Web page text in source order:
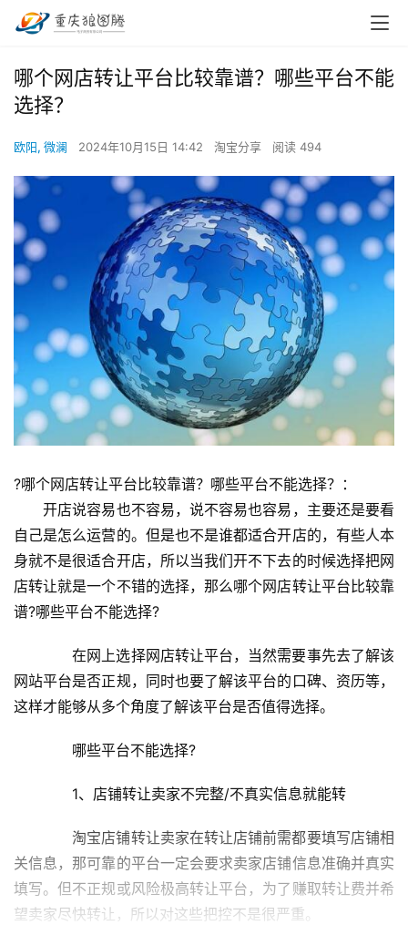
哪个网店转让平台比较靠谱？哪些平台不能
选择？
欧阳, 微澜 2024年10月15日 14:42 淘宝分享 阅读 494
?哪个网店转让平台比较靠谱？哪些平台不能选择？：
开店说容易也不容易，说不容易也容易，主要还是要看
自己是怎么运营的。但是也不是谁都适合开店的，有些人本
身就不是很适合开店，所以当我们开不下去的时候选择把网
店转让就是一个不错的选择，那么哪个网店转让平台比较靠
谱?哪些平台不能选择?
在网上选择网店转让平台，当然需要事先去了解该
网站平台是否正规，同时也要了解该平台的口碑、资历等，
这样才能够从多个角度了解该平台是否值得选择。
哪些平台不能选择?
1、店铺转让卖家不完整/不真实信息就能转
淘宝店铺转让卖家在转让店铺前需都要填写店铺相
关信息，那可靠的平台一定会要求卖家店铺信息准确并真实
填写。但不正规或风险极高转让平台，为了赚取转让费并希
望卖家尽快转让，所以对这些把控不是很严重。